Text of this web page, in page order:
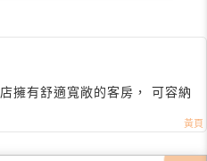
擁有舒適寬敞的客房， 可容納